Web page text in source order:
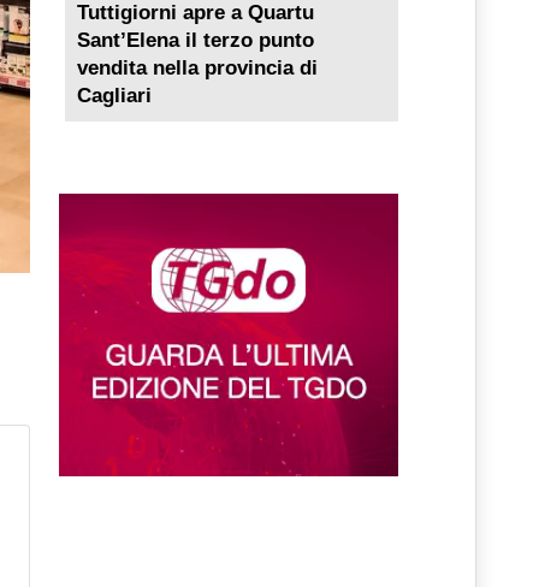
Tuttigiorni apre a Quartu
Sant’Elena il terzo punto
vendita nella provincia di
Cagliari